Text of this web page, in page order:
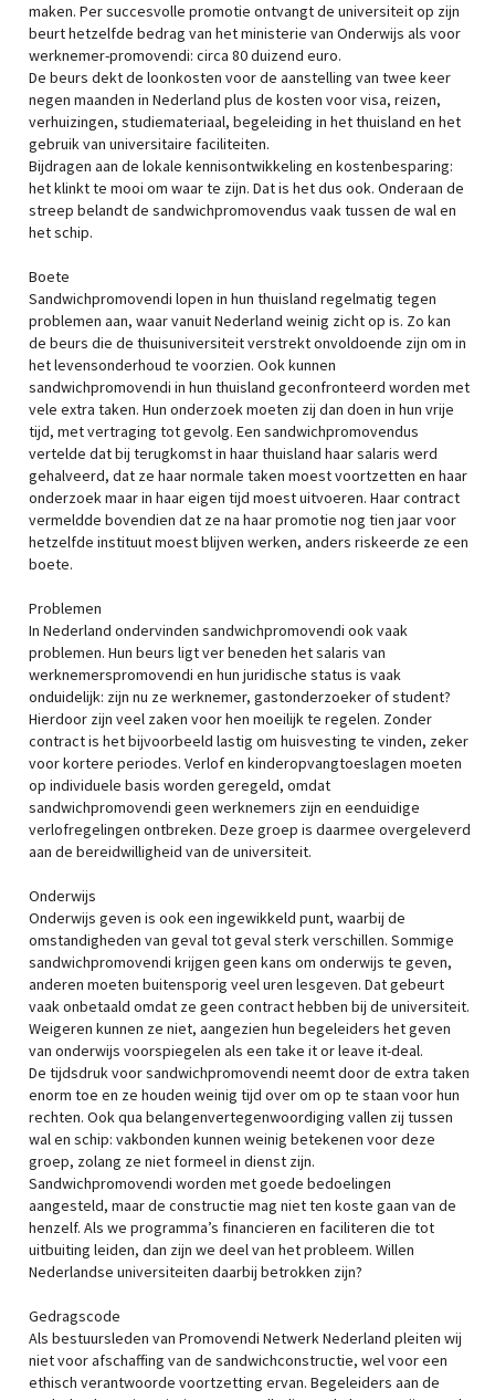
maken. Per succesvolle promotie ontvangt de universiteit op zijn
beurt hetzelfde bedrag van het ministerie van Onderwijs als voor
werknemer-promovendi: circa 80 duizend euro.
De beurs dekt de loonkosten voor de aanstelling van twee keer
negen maanden in Nederland plus de kosten voor visa, reizen,
verhuizingen, studiemateriaal, begeleiding in het thuisland en het
gebruik van universitaire faciliteiten.
Bijdragen aan de lokale kennisontwikkeling en kostenbesparing:
het klinkt te mooi om waar te zijn. Dat is het dus ook. Onderaan de
streep belandt de sandwichpromovendus vaak tussen de wal en
het schip.
Boete
Sandwichpromovendi lopen in hun thuisland regelmatig tegen
problemen aan, waar vanuit Nederland weinig zicht op is. Zo kan
de beurs die de thuisuniversiteit verstrekt onvoldoende zijn om in
het levensonderhoud te voorzien. Ook kunnen
sandwichpromovendi in hun thuisland geconfronteerd worden met
vele extra taken. Hun onderzoek moeten zij dan doen in hun vrije
tijd, met vertraging tot gevolg. Een sandwichpromovendus
vertelde dat bij terugkomst in haar thuisland haar salaris werd
gehalveerd, dat ze haar normale taken moest voortzetten en haar
onderzoek maar in haar eigen tijd moest uitvoeren. Haar contract
vermeldde bovendien dat ze na haar promotie nog tien jaar voor
hetzelfde instituut moest blijven werken, anders riskeerde ze een
boete.
Problemen
In Nederland ondervinden sandwichpromovendi ook vaak
problemen. Hun beurs ligt ver beneden het salaris van
werknemerspromovendi en hun juridische status is vaak
onduidelijk: zijn nu ze werknemer, gastonderzoeker of student?
Hierdoor zijn veel zaken voor hen moeilijk te regelen. Zonder
contract is het bijvoorbeeld lastig om huisvesting te vinden, zeker
voor kortere periodes. Verlof en kinderopvangtoeslagen moeten
op individuele basis worden geregeld, omdat
sandwichpromovendi geen werknemers zijn en eenduidige
verlofregelingen ontbreken. Deze groep is daarmee overgeleverd
aan de bereidwilligheid van de universiteit.
Onderwijs
Onderwijs geven is ook een ingewikkeld punt, waarbij de
omstandigheden van geval tot geval sterk verschillen. Sommige
sandwichpromovendi krijgen geen kans om onderwijs te geven,
anderen moeten buitensporig veel uren lesgeven. Dat gebeurt
vaak onbetaald omdat ze geen contract hebben bij de universiteit.
Weigeren kunnen ze niet, aangezien hun begeleiders het geven
van onderwijs voorspiegelen als een take it or leave it-deal.
De tijdsdruk voor sandwichpromovendi neemt door de extra taken
enorm toe en ze houden weinig tijd over om op te staan voor hun
rechten. Ook qua belangenvertegenwoordiging vallen zij tussen
wal en schip: vakbonden kunnen weinig betekenen voor deze
groep, zolang ze niet formeel in dienst zijn.
Sandwichpromovendi worden met goede bedoelingen
aangesteld, maar de constructie mag niet ten koste gaan van de
henzelf. Als we programma’s financieren en faciliteren die tot
uitbuiting leiden, dan zijn we deel van het probleem. Willen
Nederlandse universiteiten daarbij betrokken zijn?
Gedragscode
Als bestuursleden van Promovendi Netwerk Nederland pleiten wij
niet voor afschaffing van de sandwichconstructie, wel voor een
ethisch verantwoorde voortzetting ervan. Begeleiders aan de